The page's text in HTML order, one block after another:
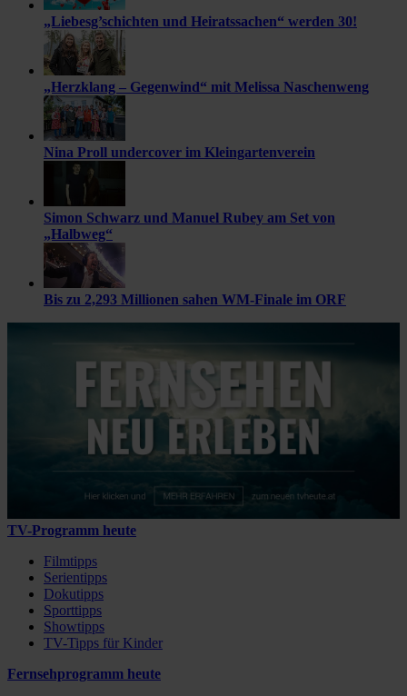
„Liebesg’schichten und Heiratssachen“ werden 30!
„Herzklang – Gegenwind“ mit Melissa Naschenweng
Nina Proll undercover im Kleingartenverein
Simon Schwarz und Manuel Rubey am Set von
„Halbweg“
Bis zu 2,293 Millionen sahen WM-Finale im ORF
TV-Programm heute
Filmtipps
Serientipps
Dokutipps
Sporttipps
Showtipps
TV-Tipps für Kinder
Fernsehprogramm heute